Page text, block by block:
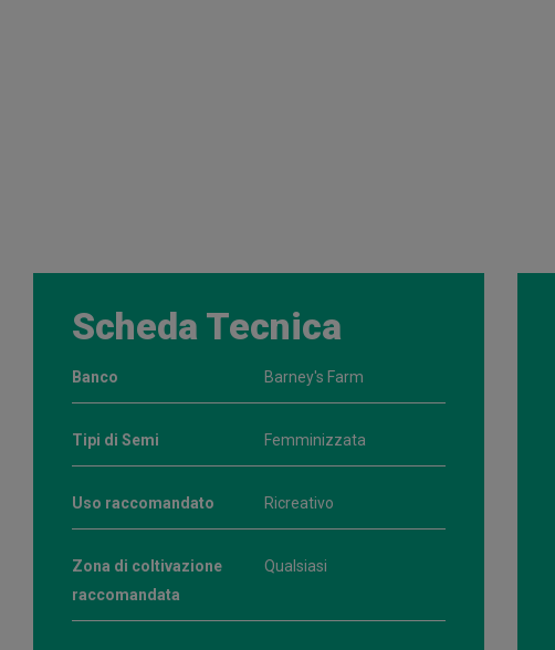
Scheda Tecnica
Banco Barney's Farm
Tipi di Semi Femminizzata
Uso raccomandato Ricreativo
Zona di coltivazione
raccomandata
Qualsiasi